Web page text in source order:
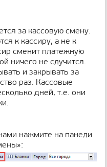
за кассовую смену.
к кассиру, а не к
сменит платежную
ничего не случится.
и закрывать за
раз. Кассовые
дней, т.е. они
нажмите на панели